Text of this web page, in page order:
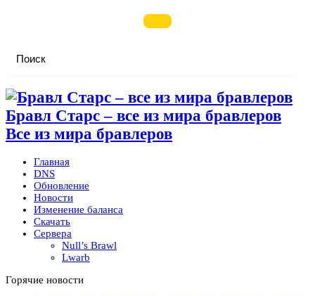
Бравл Старс – все из мира бравлеров
Все из мира бравлеров
Главная
DNS
Обновление
Новости
Изменение баланса
Скачать
Сервера
Null’s Brawl
Lwarb
Горячие новости